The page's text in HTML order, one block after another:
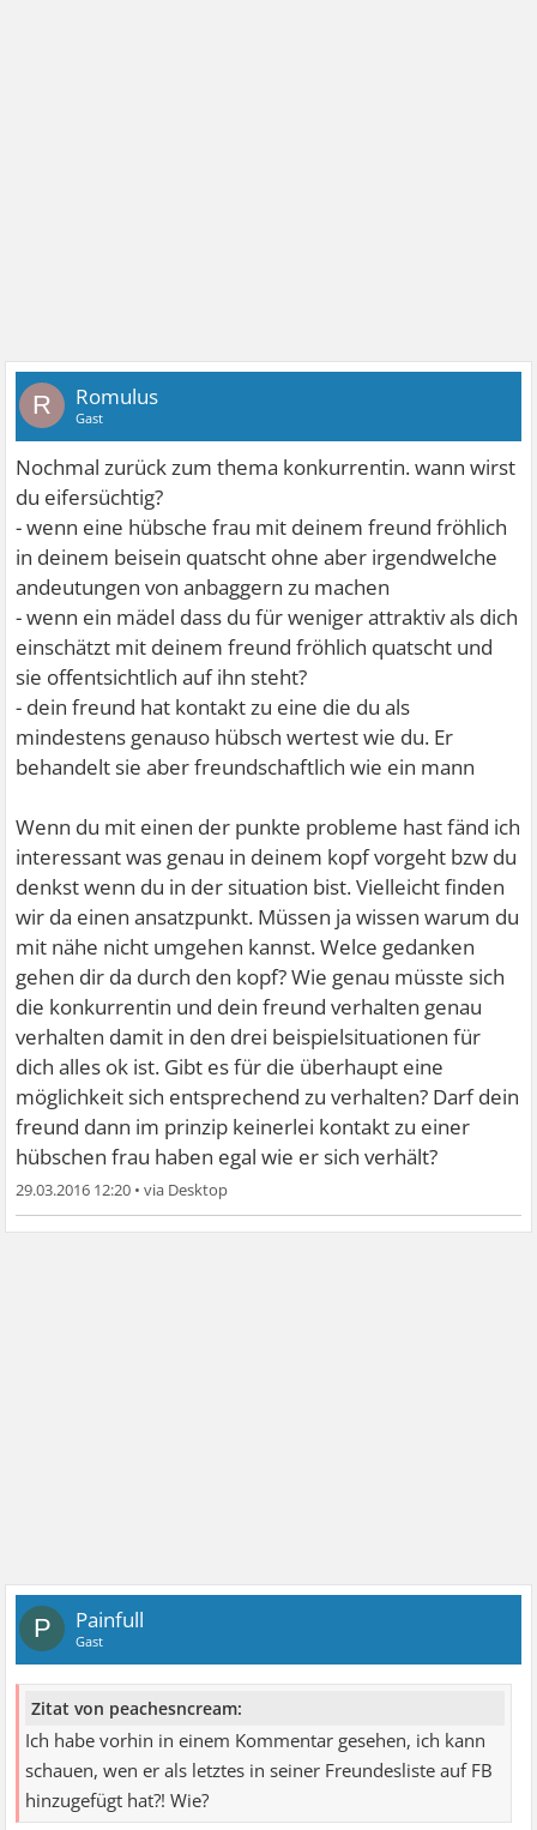
R Romulus
Gast
Nochmal zurück zum thema konkurrentin. wann wirst
du eifersüchtig?
- wenn eine hübsche frau mit deinem freund fröhlich
in deinem beisein quatscht ohne aber irgendwelche
andeutungen von anbaggern zu machen
- wenn ein mädel dass du für weniger attraktiv als dich
einschätzt mit deinem freund fröhlich quatscht und
sie offentsichtlich auf ihn steht?
- dein freund hat kontakt zu eine die du als
mindestens genauso hübsch wertest wie du. Er
behandelt sie aber freundschaftlich wie ein mann
Wenn du mit einen der punkte probleme hast fänd ich
interessant was genau in deinem kopf vorgeht bzw du
denkst wenn du in der situation bist. Vielleicht finden
wir da einen ansatzpunkt. Müssen ja wissen warum du
mit nähe nicht umgehen kannst. Welce gedanken
gehen dir da durch den kopf? Wie genau müsste sich
die konkurrentin und dein freund verhalten genau
verhalten damit in den drei beispielsituationen für
dich alles ok ist. Gibt es für die überhaupt eine
möglichkeit sich entsprechend zu verhalten? Darf dein
freund dann im prinzip keinerlei kontakt zu einer
hübschen frau haben egal wie er sich verhält?
29.03.2016 12:20 •
P Painfull
Gast
Zitat von peachesncream:
Ich habe vorhin in einem Kommentar gesehen, ich kann
schauen, wen er als letztes in seiner Freundesliste auf FB
hinzugefügt hat?! Wie?